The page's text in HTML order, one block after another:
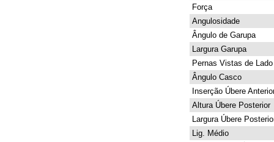
Força
Angulosidade
Ângulo de Garupa
Largura Garupa
Pernas Vistas de Lado
Ângulo Casco
Inserção Úbere
Altura Úbere Posterior
Largura Úbere
Lig. Médio